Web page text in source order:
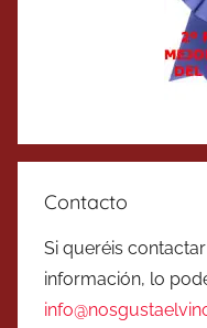
Contacto
Si queréis
información, lo